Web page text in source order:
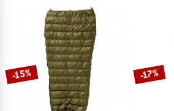
-15% -17%